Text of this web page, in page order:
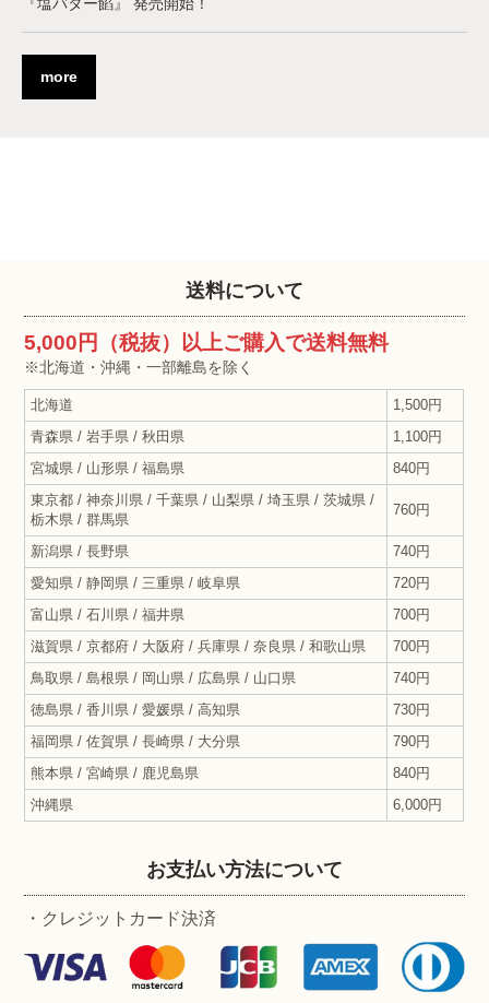
more
送料について
5,000円（税抜）以上ご購入で送料無料
※北海道・沖縄・一部離島を除く
北海道
1,500円
青森県 / 岩手県 / 秋田県
1,100円
宮城県 / 山形県 / 福島県
840円
東京都 / 神奈川県 / 千葉県 / 山梨県 / 埼玉県 / 茨城県 /
栃木県 / 群馬県
760円
新潟県 / 長野県
740円
愛知県 / 静岡県 / 三重県 / 岐阜県
720円
富山県 / 石川県 / 福井県
700円
滋賀県 / 京都府 / 大阪府 / 兵庫県 / 奈良県 / 和歌山県
700円
鳥取県 / 島根県 / 岡山県 / 広島県 / 山口県
740円
徳島県 / 香川県 / 愛媛県 / 高知県
730円
福岡県 / 佐賀県 / 長崎県 / 大分県
790円
熊本県 / 宮崎県 / 鹿児島県
840円
沖縄県
6,000円
お支払い方法について
・クレジットカード決済